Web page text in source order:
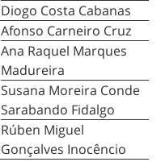
Diogo Costa Cabanas
Afonso Carneiro Cruz
Ana Raquel Marques
Madureira
Susana Moreira Conde
Sarabando Fidalgo
Rúben Miguel
Gonçalves Inocêncio